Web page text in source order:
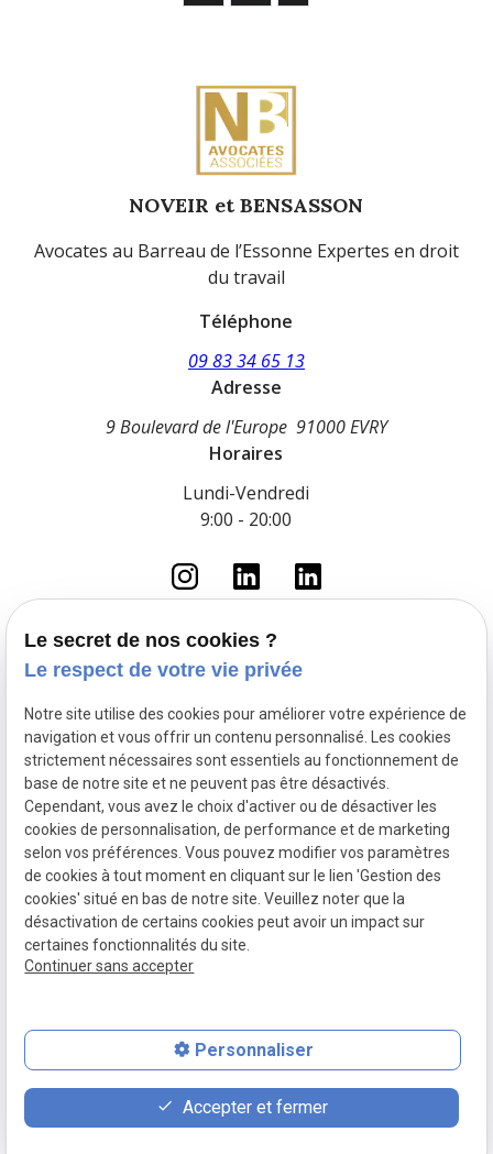
NOVEIR et BENSASSON
Avocates au Barreau de l’Essonne Expertes en droit
du travail
Téléphone
09 83 34 65 13
Adresse
9 Boulevard de l'Europe 91000 EVRY
Horaires
Lundi-Vendredi
9:00 - 20:00
Accueil
Le cabinet
Droit du travail
Fonction Publique
Droit pénal routier
Droit pénal
Actualités
Mentions légales
Politique de confidentialité
Plan du site
Gestion des cookies
SIRET :90340579300014
place
Plan d'accès
contact_page
Contact
phone
09 83 34 65 13
Le secret de nos cookies ?
Le respect de votre vie privée
Notre site utilise des cookies pour améliorer votre expérience de
navigation et vous offrir un contenu personnalisé. Les cookies
strictement nécessaires sont essentiels au fonctionnement de
base de notre site et ne peuvent pas être désactivés.
Cependant, vous avez le choix d'activer ou de désactiver les
cookies de personnalisation, de performance et de marketing
selon vos préférences. Vous pouvez modifier vos paramètres
de cookies à tout moment en cliquant sur le lien 'Gestion des
cookies' situé en bas de notre site. Veuillez noter que la
désactivation de certains cookies peut avoir un impact sur
certaines fonctionnalités du site.
Continuer sans accepter
Personnaliser
Accepter et fermer